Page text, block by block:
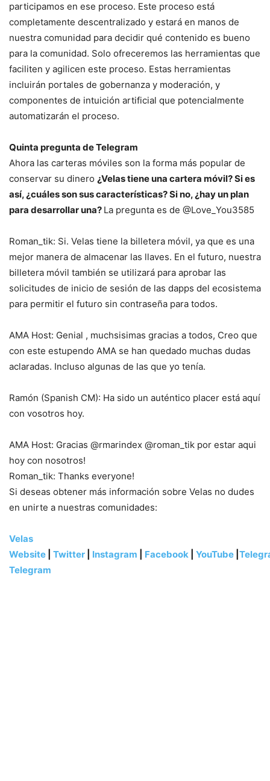
participamos en ese proceso. Este proceso está
completamente descentralizado y estará en manos de
nuestra comunidad para decidir qué contenido es bueno
para la comunidad. Solo ofreceremos las herramientas que
faciliten y agilicen este proceso. Estas herramientas
incluirán portales de gobernanza y moderación, y
componentes de intuición artificial que potencialmente
automatizarán el proceso.
Quinta pregunta de Telegram
Ahora las carteras móviles son la forma más popular de
conservar su dinero ¿Velas tiene una cartera móvil? Si es
así, ¿cuáles son sus características? Si no, ¿hay un plan
para desarrollar una? La pregunta es de @Love_You3585
Roman_tik: Si. Velas tiene la billetera móvil, ya que es una
mejor manera de almacenar las llaves. En el futuro, nuestra
billetera móvil también se utilizará para aprobar las
solicitudes de inicio de sesión de las dapps del ecosistema
para permitir el futuro sin contraseña para todos.
AMA Host: Genial , muchsisimas gracias a todos, Creo que
con este estupendo AMA se han quedado muchas dudas
aclaradas. Incluso algunas de las que yo tenía.
Ramón (Spanish CM): Ha sido un auténtico placer está aquí
con vosotros hoy.
AMA Host: Gracias @rmarindex @roman_tik por estar aqui
hoy con nosotros!
Roman_tik: Thanks everyone!
Si deseas obtener más información sobre Velas no dudes
en unirte a nuestras comunidades:
Velas
Website
Twitter Instagram Facebook YouTube
Telegram